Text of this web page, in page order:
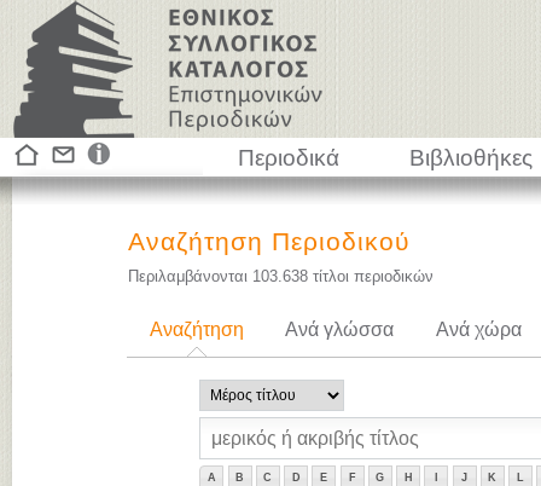
Περιοδικά Βιβλιοθήκες
Αναζήτηση Περιοδικού
Περιλαμβάνονται 103.638 τίτλοι περιοδικών
Αναζήτηση Ανά γλώσσα Ανά χώρα
A B C D E F G H J K L